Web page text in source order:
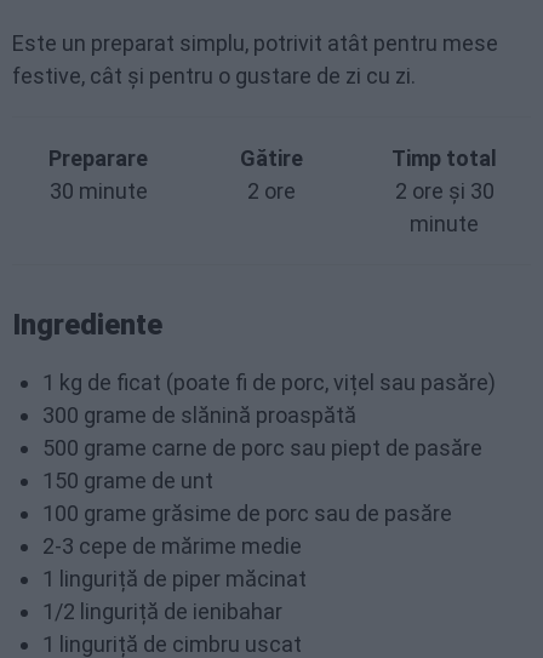
Este un preparat simplu, potrivit atât pentru mese
festive, cât și pentru o gustare de zi cu zi.
Preparare
30 minute
Gătire
2 ore
Timp total
2 ore și 30
minute
Ingrediente
1 kg de ficat (poate fi de porc, vițel sau pasăre)
300 grame de slănină proaspătă
500 grame carne de porc sau piept de pasăre
150 grame de unt
100 grame grăsime de porc sau de pasăre
2-3 cepe de mărime medie
1 linguriță de piper măcinat
1/2 linguriță de ienibahar
1 linguriță de cimbru uscat